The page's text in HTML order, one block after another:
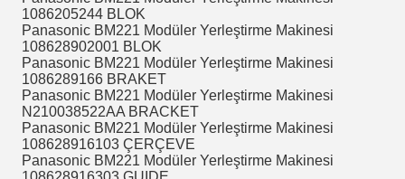
1086205244 BLOK
Panasonic BM221 Modüler Yerleştirme Makinesi
108628902001 BLOK
Panasonic BM221 Modüler Yerleştirme Makinesi
1086289166 BRAKET
Panasonic BM221 Modüler Yerleştirme Makinesi
N210038522AA BRACKET
Panasonic BM221 Modüler Yerleştirme Makinesi
108628916103 ÇERÇEVE
Panasonic BM221 Modüler Yerleştirme Makinesi